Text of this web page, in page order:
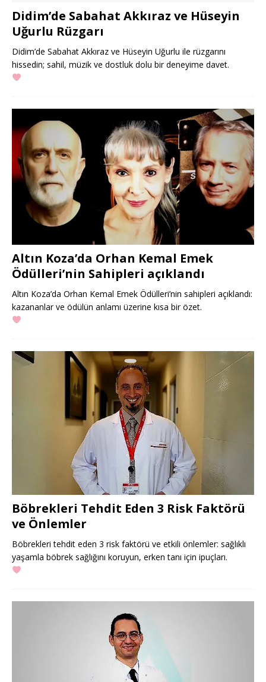
Didim’de Sabahat Akkıraz ve Hüseyin
Uğurlu Rüzgarı
Didim’de Sabahat Akkıraz ve Hüseyin Uğurlu ile rüzgarını
hissedin; sahil, müzik ve dostluk dolu bir deneyime davet.
Altın Koza’da Orhan Kemal Emek
Ödülleri’nin Sahipleri açıklandı
Altın Koza’da Orhan Kemal Emek Ödülleri’nin sahipleri açıklandı:
kazananlar ve ödülün anlamı üzerine kısa bir özet.
Böbrekleri Tehdit Eden 3 Risk Faktörü
ve Önlemler
Böbrekleri tehdit eden 3 risk faktörü ve etkili önlemler: sağlıklı
yaşamla böbrek sağlığını koruyun, erken tanı için ipuçları.